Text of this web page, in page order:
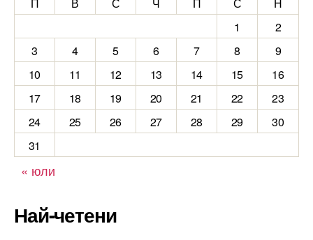
1
2
3
4 5 6 7 8
9
10
11 12 13 14 15
16
17
18 19 20 21 22
23
24
25 26 27 28 29
30
31
« юли
Най-четени